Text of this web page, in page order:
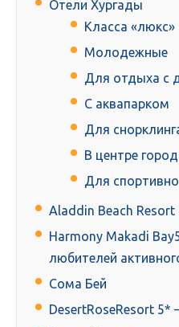
Отели Хургады
Класса «люкс»
Молодежные
Для отдыха с
С аквапарком
Для
В центре
Для
Aladdin Beach Resort
Harmony Makadi
любителей
Сома Бей
DesertRoseResort 5*